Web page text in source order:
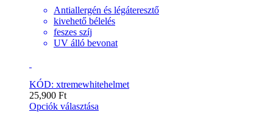
Antiallergén és légáteresztő
kivehető bélelés
feszes szíj
UV álló bevonat
KÓD: xtremewhitehelmet
25,900 Ft
Opciók választása